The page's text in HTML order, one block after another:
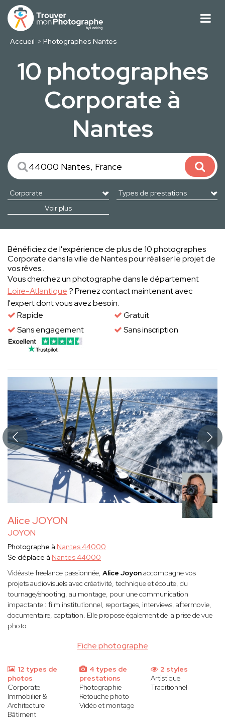
Accueil Photographes Nantes
10 photographes
Corporate à
Nantes
Voir plus
Bénéficiez de l'expérience de plus de 10 photographes
Corporate dans la ville de Nantes pour réaliser le projet de
vos rêves..
Vous cherchez un photographe dans le département
Loire-Atlantique? Prenez contact maintenant avec
l'expert dont vous avez besoin.
Rapide
Gratuit
Sans engagement
Sans inscription
Alice JOYON
JOYON
Fiche photographe
Photographe à Nantes 44000
Se déplace à Nantes 44000
Vidéaste freelance passionnée, Alice Joyonaccompagne vos
projets audiovisuels avec créativité, technique et écoute, du
tournage/shooting, au montage, pour une communication
impactante : film institutionnel, reportages, interviews, aftermovie,
documentaire, captation. Elle propose également de la prise de vue
photo.
12 types de
photos
Corporate
Immobilier &
Architecture
Bâtiment
4 types de
prestations
Photographie
Retouche photo
Vidéo et montage
2 styles
Artistique
Traditionnel